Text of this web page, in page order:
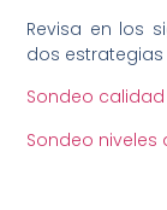
Revisa en los
dos
Sondeo
Sondeo niveles